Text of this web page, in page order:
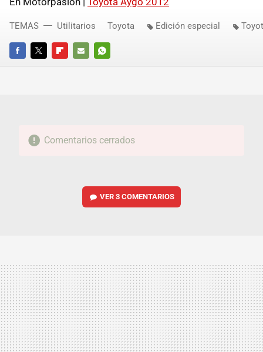
FACEBOOKTWITTERFLIPBOARD
E-
WHATSAPP
TEMAS Utilitarios Toyota Edición especial
Comentarios cerrados
VER3 COMENTARIOS